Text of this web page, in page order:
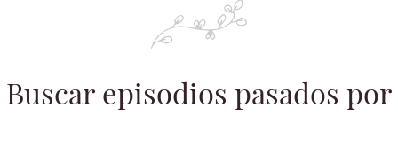
Buscar episodios pasados por